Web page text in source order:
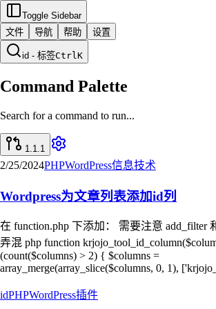
Toggle Sidebar
文件
导航 帮助 设置
id - 标签CtrlK
Command Palette
Search for a command to run...
1.1.1
2/25/2024PHPWordPress信息技术
Wordpress为文章列表添加id列
在 function.php 下添加： 需要注意 add_filter
弄混 php function
(count($columns) > 2) { $columns =
array_merge(array_slice($columns, 0, 1),
idPHPWordPress插件